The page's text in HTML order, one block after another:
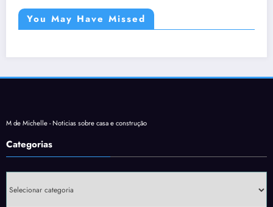
You May Have Missed
M de Michelle - Noticias sobre casa e construção
Categorias